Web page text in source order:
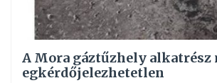
A Mora gáztűzhely alkatrész
egkérdőjelezhetetlen